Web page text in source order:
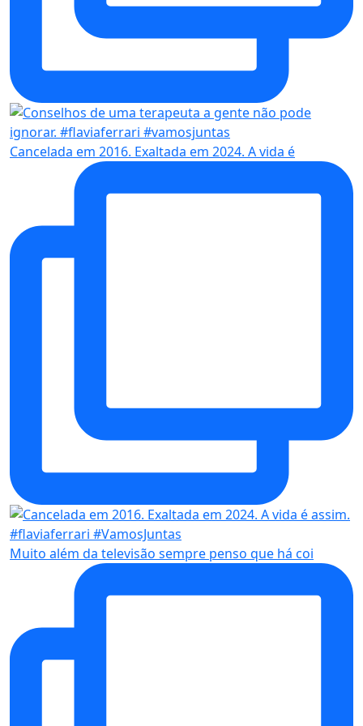
Cancelada em 2016. Exaltada em 2024. A vida é
Muito além da televisão sempre penso que há coi